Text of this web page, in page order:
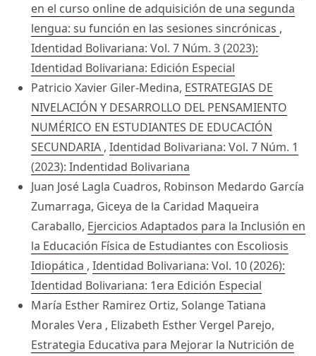
en el curso online de adquisición de una segunda
lengua: su función en las sesiones sincrónicas ,
Identidad Bolivariana: Vol. 7 Núm. 3 (2023):
Identidad Bolivariana: Edición Especial
Patricio Xavier Giler-Medina, ESTRATEGIAS DE
NIVELACIÓN Y DESARROLLO DEL PENSAMIENTO
NUMÉRICO EN ESTUDIANTES DE EDUCACIÓN
SECUNDARIA , Identidad Bolivariana: Vol. 7 Núm. 1
(2023): Indentidad Bolivariana
Juan José Lagla Cuadros, Robinson Medardo García
Zumarraga, Giceya de la Caridad Maqueira
Caraballo, Ejercicios Adaptados para la Inclusión en
la Educación Física de Estudiantes con Escoliosis
Idiopática , Identidad Bolivariana: Vol. 10 (2026):
Identidad Bolivariana: 1era Edición Especial
María Esther Ramirez Ortiz, Solange Tatiana
Morales Vera , Elizabeth Esther Vergel Parejo,
Estrategia Educativa para Mejorar la Nutrición de